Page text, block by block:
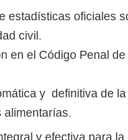
estadísticas oficiales
civil.
en el Código Penal
y definitiva de
alimentarías.
y efectiva para